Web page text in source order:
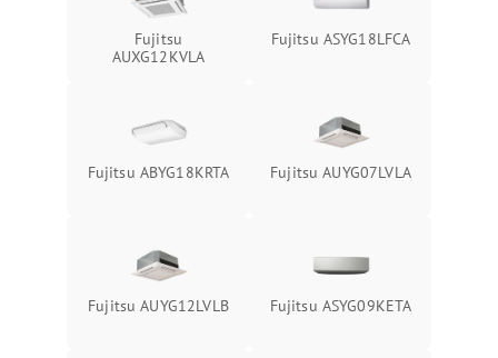
Fujitsu
AUXG12KVLA
Fujitsu ASYG18LFCA
Fujitsu ABYG18KRTA Fujitsu AUYG07LVLA
Fujitsu AUYG12LVLB Fujitsu ASYG09KETA